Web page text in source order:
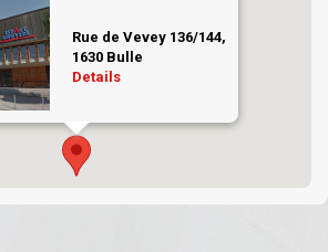
Rue de Vevey 136/144,
1630 Bulle
Details